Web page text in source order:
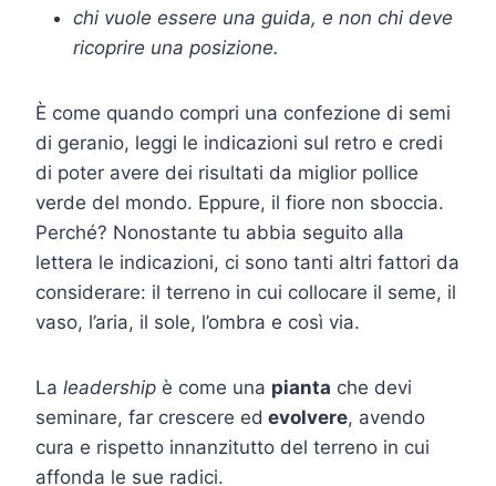
chi vuole essere una guida, e non chi deve
ricoprire una posizione.
È come quando compri una confezione di semi
di geranio, leggi le indicazioni sul retro e credi
di poter avere dei risultati da miglior pollice
verde del mondo. Eppure, il fiore non sboccia.
Perché? Nonostante tu abbia seguito alla
lettera le indicazioni, ci sono tanti altri fattori da
considerare: il terreno in cui collocare il seme, il
vaso, l’aria, il sole, l’ombra e così via.
La leadership è come una pianta che devi
seminare, far crescere ed evolvere, avendo
cura e rispetto innanzitutto del terreno in cui
affonda le sue radici.